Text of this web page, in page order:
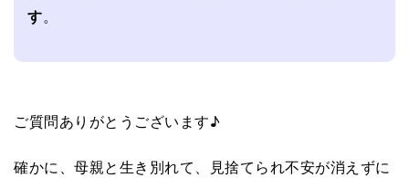
す。
ご質問ありがとうございます♪
確かに、母親と生き別れて、見捨てられ不安が消えずに